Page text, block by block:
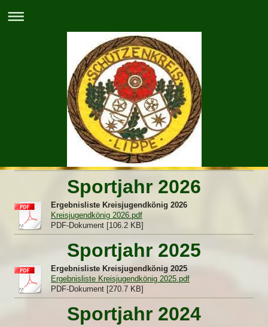
Sportjahr 2026
Ergebnisliste Kreisjugendkönig 2026
Kreisjugendkönig 2026.pdf
PDF-Dokument [106.2 KB]
Sportjahr 2025
Ergebnisliste Kreisjugendkönig 2025
Ergebnisliste Kreisjugendkönig 2025.pdf
PDF-Dokument [270.7 KB]
Sportjahr 2024